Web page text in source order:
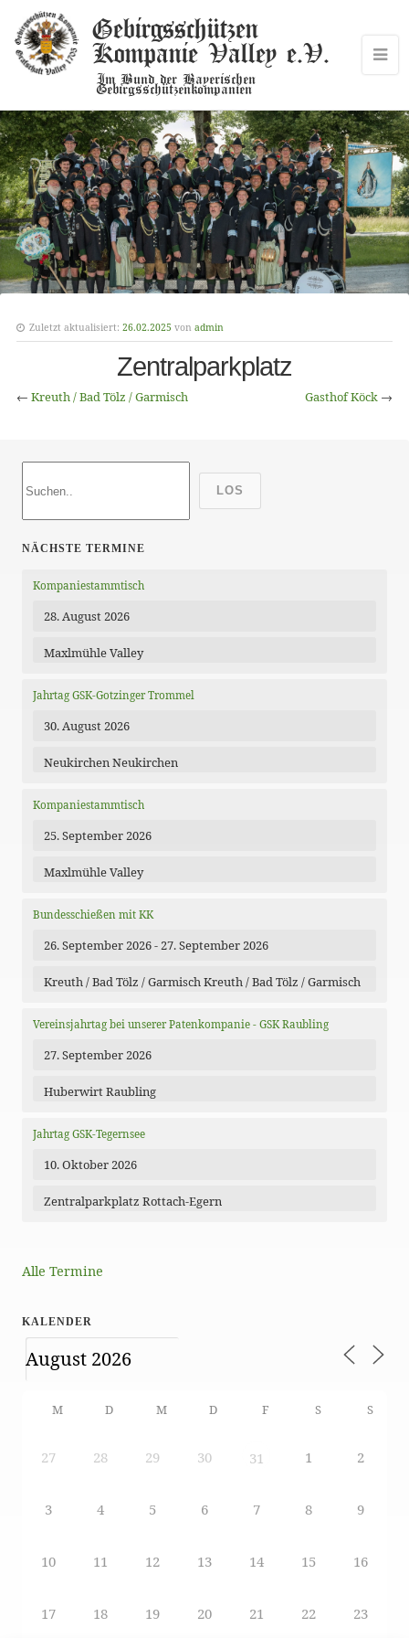
Gebirgsschützen
Kompanie Valley e.V.
Im Bund der Bayerischen
Gebirgsschützenkompanien
Zuletzt aktualisiert: 26.02.2025 von admin
Zentralparkplatz
← Kreuth / Bad Tölz / Garmisch Gasthof Köck →
LOS
NÄCHSTE TERMINE
Kompaniestammtisch
28. August 2026
Maxlmühle Valley
Jahrtag GSK-Gotzinger Trommel
30. August 2026
Neukirchen Neukirchen
Kompaniestammtisch
25. September 2026
Maxlmühle Valley
Bundesschießen mit KK
26. September 2026 - 27. September 2026
Kreuth / Bad Tölz / Garmisch Kreuth / Bad Tölz / Garmisch
Vereinsjahrtag bei unserer Patenkompanie - GSK Raubling
27. September 2026
Huberwirt Raubling
Jahrtag GSK-Tegernsee
10. Oktober 2026
Zentralparkplatz Rottach-Egern
Alle Termine
KALENDER
M D M D F S S
27 28 29 30 31 1 2
3 4 5 6 7 8 9
10 11 12 13 14 15 16
17 18 19 20 21 22 23